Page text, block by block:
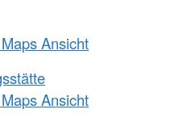
Ansicht
Ansicht